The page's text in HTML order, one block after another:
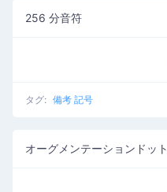
256 分音符
タグ: 備考 記号
オーグメンテーションドット